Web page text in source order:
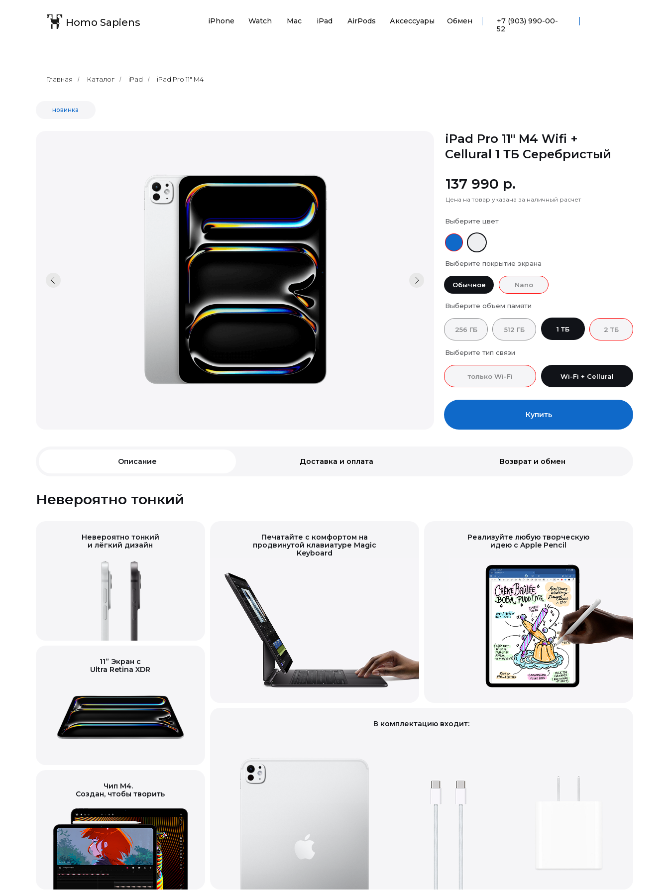
Homo Sapiens iPhone Watch Mac iPad
+7 (903) 990-00-
52
AirPods Аксессуары Обмен
Главная / Каталог / iPad / iPad Pro 11" M4
Цена на товар указана за наличный расчет
iPad Pro 11" M4 Wifi +
Cellural 1 ТБ Серебристый
Выберите цвет
Выберите объем памяти
Выберите тип связи
137 990 р.
только Wi-Fi Wi-Fi + Cellural
1 ТБ 2 ТБ
512 ГБ
256 ГБ
Купить
Выберите покрытие экрана
Обычное Nano
новинка
Описание Доставка и оплата Возврат и обмен
Невероятно тонкий
Реализуйте любую творческую
идею с Apple Pencil
Печатайте с комфортом на
продвинутой клавиатуре Magic
Keyboard
В комплектацию входит:
Чип M4.
Создан, чтобы творить
11” Экран с
Ultra Retina XDR
Невероятно тонкий
и лёгкий дизайн